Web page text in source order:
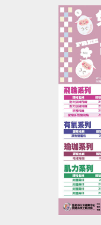
棄，不保留、不退
2.進入體適能中心
體適能所有使用
Inbody測量後不
3.入場時間為活動
4.本中心保留活動